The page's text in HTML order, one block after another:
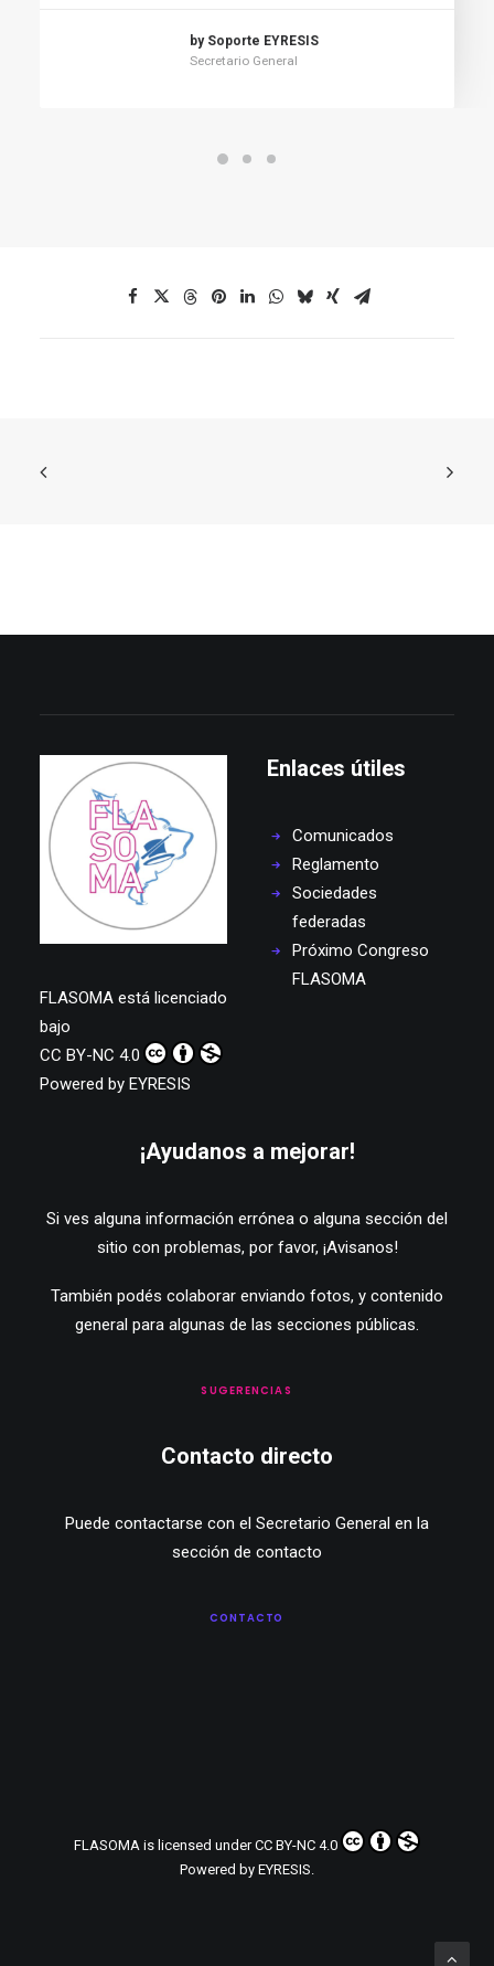
by Soporte EYRESIS
Secretario General
FLASOMA está licenciado
bajo
CC BY-NC 4.0
Powered by EYRESIS
Enlaces útiles
Comunicados
Reglamento
Sociedades
federadas
Próximo Congreso
FLASOMA
¡Ayudanos a mejorar!
Si ves alguna información errónea o alguna sección del
sitio con problemas, por favor, ¡Avisanos!
También podés colaborar enviando fotos, y contenido
general para algunas de las secciones públicas.
SUGERENCIAS
Contacto directo
Puede contactarse con el Secretario General en la
sección de contacto
CONTACTO
FLASOMA is licensed underCC BY-NC 4.0
Powered by EYRESIS.